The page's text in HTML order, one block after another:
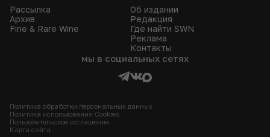
Рассылка
Архив
Fine & Rare Wine
Об издании
Редакция
Где найти SWN
Реклама
Контакты
мы в социальных сетях
Политика обработки персональных данных
Политика использования Сookies
Пользовательское соглашение
Карта сайта